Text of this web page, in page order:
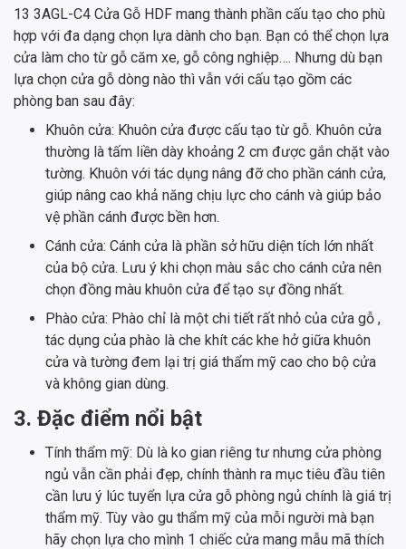
13 3AGL-C4 Cửa Gỗ HDF mang thành phần cấu tạo cho phù
hợp với đa dạng chọn lựa dành cho bạn. Bạn có thể chọn lựa
cửa làm cho từ gỗ căm xe, gỗ công nghiệp…. Nhưng dù bạn
lựa chọn cửa gỗ dòng nào thì vẫn với cấu tạo gồm các
phòng ban sau đây:
Khuôn cửa: Khuôn cửa được cấu tạo từ gỗ. Khuôn cửa
thường là tấm liền dày khoảng 2 cm được gắn chặt vào
tường. Khuôn với tác dụng nâng đỡ cho phần cánh cửa,
giúp nâng cao khả năng chịu lực cho cánh và giúp bảo
vệ phần cánh được bền hơn.
Cánh cửa: Cánh cửa là phần sở hữu diện tích lớn nhất
của bộ cửa. Lưu ý khi chọn màu sắc cho cánh cửa nên
chọn đồng màu khuôn cửa để tạo sự đồng nhất.
Phào cửa: Phào chỉ là một chi tiết rất nhỏ của cửa gỗ ,
tác dụng của phào là che khít các khe hở giữa khuôn
cửa và tường đem lại trị giá thẩm mỹ cao cho bộ cửa
và không gian dùng.
3. Đặc điểm nổi bật
Tính thẩm mỹ: Dù là ko gian riêng tư nhưng cửa phòng
ngủ vẫn cần phải đẹp, chính thành ra mục tiêu đầu tiên
cần lưu ý lúc tuyển lựa cửa gỗ phòng ngủ chính là giá trị
thẩm mỹ. Tùy vào gu thẩm mỹ của mỗi người mà bạn
hãy chọn lựa cho mình 1 chiếc cửa mang mẫu mã thích